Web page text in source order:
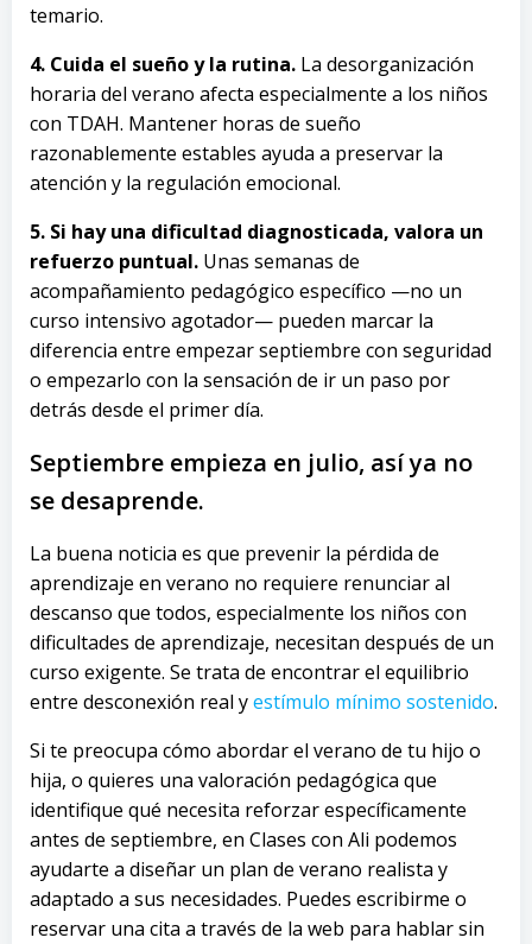
temario.
4. Cuida el sueño y la rutina. La desorganización
horaria del verano afecta especialmente a los niños
con TDAH. Mantener horas de sueño
razonablemente estables ayuda a preservar la
atención y la regulación emocional.
5. Si hay una dificultad diagnosticada, valora un
refuerzo puntual. Unas semanas de
acompañamiento pedagógico específico —no un
curso intensivo agotador— pueden marcar la
diferencia entre empezar septiembre con seguridad
o empezarlo con la sensación de ir un paso por
detrás desde el primer día.
Septiembre empieza en julio, así ya no
se desaprende.
La buena noticia es que prevenir la pérdida de
aprendizaje en verano no requiere renunciar al
descanso que todos, especialmente los niños con
dificultades de aprendizaje, necesitan después de un
curso exigente. Se trata de encontrar el equilibrio
entre desconexión real yestímulo mínimo sostenido.
Si te preocupa cómo abordar el verano de tu hijo o
hija, o quieres una valoración pedagógica que
identifique qué necesita reforzar específicamente
antes de septiembre, en Clases con Ali podemos
ayudarte a diseñar un plan de verano realista y
adaptado a sus necesidades. Puedes escribirme o
reservar una cita a través de la web para hablar sin